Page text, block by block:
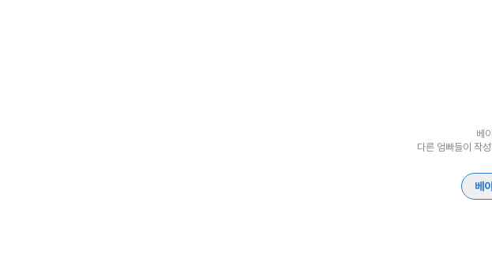
베
다른 엄빠들이 작
베